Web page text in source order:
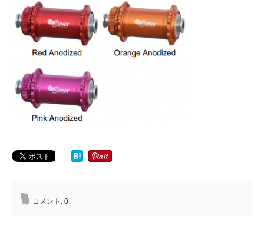
コメント: 0